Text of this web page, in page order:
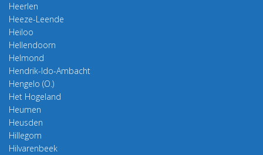
Heerlen
Heeze-Leende
Heiloo
Hellendoorn
Helmond
Hendrik-Ido-Ambacht
Hengelo (O.)
Het Hogeland
Heumen
Heusden
Hillegom
Hilvarenbeek